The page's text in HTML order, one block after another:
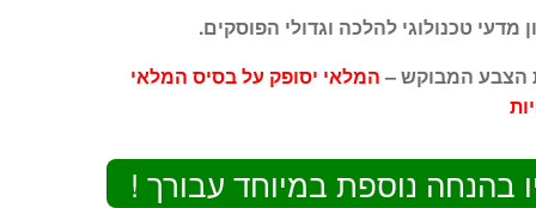
מדעי טכנולוגי להלכה וגדולי הפוסקים.
הצבע המבוקש – המלאי יסופק על בסיס המלאי
בהנחה נוספת במיוחד עבורך !